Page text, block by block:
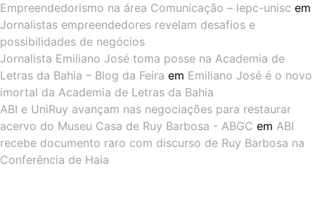
Empreendedorismo na área Comunicação – lepc-unisc em
Jornalistas empreendedores revelam desafios e
possibilidades de negócios
Jornalista Emiliano José toma posse na Academia de
Letras da Bahia – Blog da Feira em Emiliano José é o novo
imortal da Academia de Letras da Bahia
ABI e UniRuy avançam nas negociações para restaurar
acervo do Museu Casa de Ruy Barbosa - ABGC em ABI
recebe documento raro com discurso de Ruy Barbosa na
Conferência de Haia